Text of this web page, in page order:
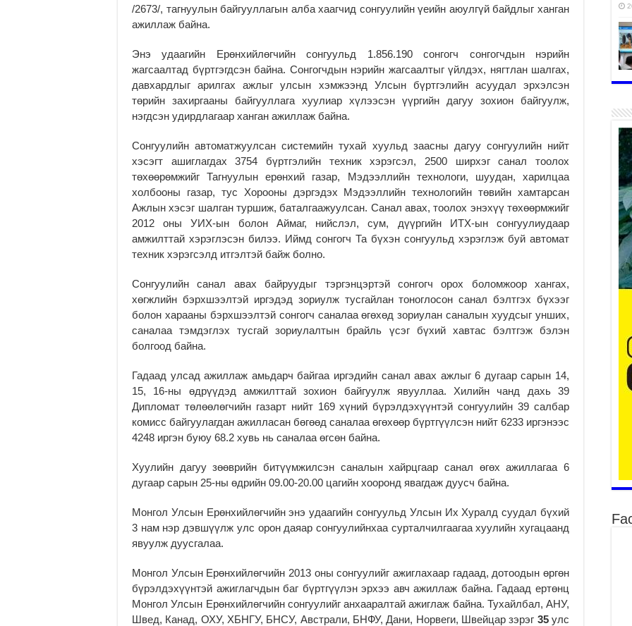
/2673/, тагнуулын байгууллагын алба хаагчид сонгуулийн үеийн аюулгүй байдлыг ханган
ажиллаж байна.
Энэ удаагийн Ерөнхийлөгчийн сонгуульд 1.856.190 сонгогч сонгогчдын нэрийн
жагсаалтад бүртгэгдсэн байна. Сонгогчдын нэрийн жагсаалтыг үйлдэх, нягтлан шалгах,
давхардлыг арилгах ажлыг улсын хэмжээнд Улсын бүртгэлийн асуудал эрхэлсэн
төрийн захиргааны байгууллага хуулиар хүлээсэн үүргийн дагуу зохион байгуулж,
нэгдсэн удирдлагаар ханган ажиллаж байна.
Сонгуулийн автоматжуулсан системийн тухай хуульд заасны дагуу сонгуулийн нийт
хэсэгт ашиглагдах 3754 бүртгэлийн техник хэрэгсэл, 2500 ширхэг санал тоолох
төхөөрөмжийг Тагнуулын ерөнхий газар, Мэдээллийн технологи, шуудан, харилцаа
холбооны газар, тус Хорооны дэргэдэх Мэдээллийн технологийн төвийн хамтарсан
Ажлын хэсэг шалган туршиж, баталгаажуулсан. Санал авах, тоолох энэхүү төхөөрмжийг
2012 оны УИХ-ын болон Аймаг, нийслэл, сум, дүүргийн ИТХ-ын сонгуулиудаар
амжилттай хэрэглэсэн билээ. Иймд сонгогч Та бүхэн сонгуульд хэрэглэж буй автомат
техник хэрэгсэлд итгэлтэй байж болно.
Сонгуулийн санал авах байруудыг тэргэнцэртэй сонгогч орох боломжоор хангах,
хөгжлийн бэрхшээлтэй иргэдэд зориулж тусгайлан тоноглосон санал бэлтгэх бүхээг
болон харааны бэрхшээлтэй сонгогч саналаа өгөхөд зориулан саналын хуудсыг унших,
саналаа тэмдэглэх тусгай зориулалтын брайль үсэг бүхий хавтас бэлтгэж бэлэн
болгоод байна.
Гадаад улсад ажиллаж амьдарч байгаа иргэдийн санал авах ажлыг 6 дугаар сарын 14,
15, 16-ны өдрүүдэд амжилттай зохион байгуулж явууллаа. Хилийн чанд дахь 39
Дипломат төлөөлөгчийн газарт нийт 169 хүний бүрэлдэхүүнтэй сонгуулийн 39 салбар
комисс байгуулагдан ажилласан бөгөөд саналаа өгөхөөр бүртгүүлсэн нийт 6233 иргэнээс
4248 иргэн буюу 68.2 хувь нь саналаа өгсөн байна.
Хуулийн дагуу зөөврийн битүүмжилсэн саналын хайрцгаар санал өгөх ажиллагаа 6
дугаар сарын 25-ны өдрийн 09.00-20.00 цагийн хооронд явагдаж дуусч байна.
Монгол Улсын Ерөнхийлөгчийн энэ удаагийн сонгуульд Улсын Их Хуралд суудал бүхий
3 нам нэр дэвшүүлж улс орон даяар сонгуулийнхаа сурталчилгаагаа хуулийн хугацаанд
явуулж дуусгалаа.
Монгол Улсын Ерөнхийлөгчийн 2013 оны сонгуулийг ажиглахаар гадаад, дотоодын өргөн
бүрэлдэхүүнтэй ажиглагчдын баг бүртгүүлэн эрхээ авч ажиллаж байна. Гадаад ертөнц
Монгол Улсын Ерөнхийлөгчийн сонгуулийг анхааралтай ажиглаж байна. Тухайлбал, АНУ,
Швед, Канад, ОХУ, ХБНГУ, БНСУ, Австрали, БНФУ, Дани, Норвеги, Швейцар зэрэг 35улс